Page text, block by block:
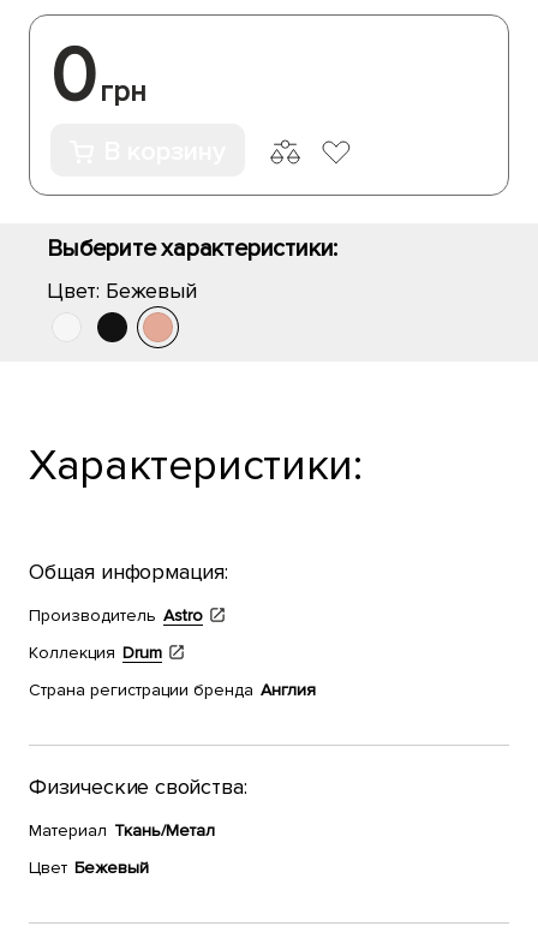
0грн
Выберите характеристики:
Цвет: Бежевый
Характеристики:
Общая информация:
Производитель Astro
Коллекция Drum
Страна регистрации бренда Англия
Физические свойства:
Материал Ткань/Метал
Цвет Бежевый